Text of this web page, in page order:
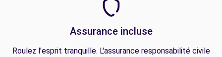
Assurance incluse
Roulez l'esprit tranquille. L'assurance responsabilité civile